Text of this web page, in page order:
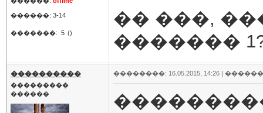
������: 3-14
�������: 5 ()
�� ���,
�������
����������
���������
������
��������: 16.05.2015, 14:26 |